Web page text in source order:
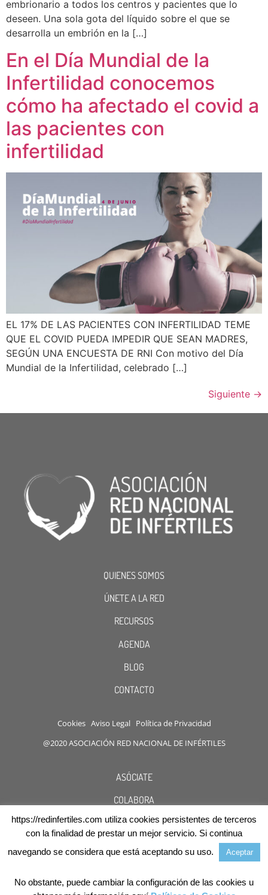
embrionario a todos los centros y pacientes que lo
deseen. Una sola gota del líquido sobre el que se
desarrolla un embrión en la […]
En el Día Mundial de la
Infertilidad conocemos
cómo ha afectado el covid a
las pacientes con
infertilidad
EL 17% DE LAS PACIENTES CON INFERTILIDAD TEME
QUE EL COVID PUEDA IMPEDIR QUE SEAN MADRES,
SEGÚN UNA ENCUESTA DE RNI Con motivo del Día
Mundial de la Infertilidad, celebrado […]
Siguiente →
QUIENES SOMOS
ÚNETE A LA RED
RECURSOS
AGENDA
BLOG
CONTACTO
Cookies Aviso Legal Política de Privacidad
@2020 ASOCIACIÓN RED NACIONAL DE INFÉRTILES
ASÓCIATE
COLABORA
DESCUENTOS
https://redinfertiles.com utiliza cookies persistentes de terceros
con la finalidad de prestar un mejor servicio. Si continua
navegando se considera que está aceptando su uso.
Aceptar
No obstante, puede cambiar la configuración de las cookies u